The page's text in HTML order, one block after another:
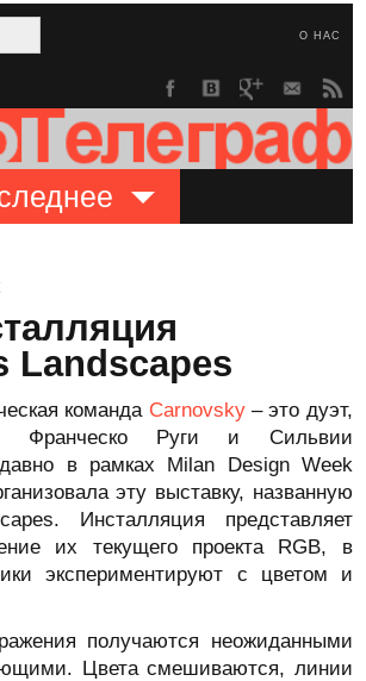
О НАС
Landscapes
команда Carnovsky– это дуэт,
Франческо Руги и Сильвии
в рамках Milan Design Week
эту выставку, названную
Инсталляция представляет
их текущего проекта RGB, в
экспериментируют с цветом и
получаются неожиданными
Цвета смешиваются, линии